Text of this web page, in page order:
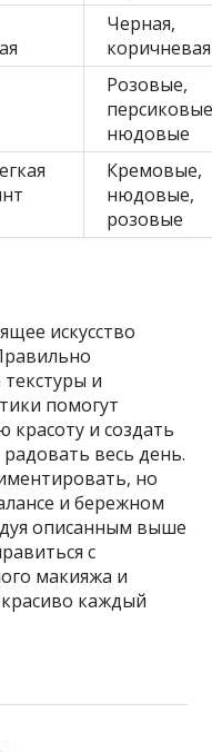
Черная,
коричневая
Розовые,
нюдовые
Кремовые,
нюдовые,
розовые
искусство
и
помогут
и создать
весь день.
но
и бережном
описанным выше
с
макияжа и
каждый